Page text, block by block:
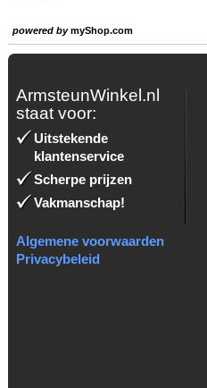
powered bymyShop.com
ArmsteunWinkel.nl
staat voor:
Uitstekende
klantenservice
Scherpe prijzen
Vakmanschap!
Algemene voorwaarden
Privacybeleid